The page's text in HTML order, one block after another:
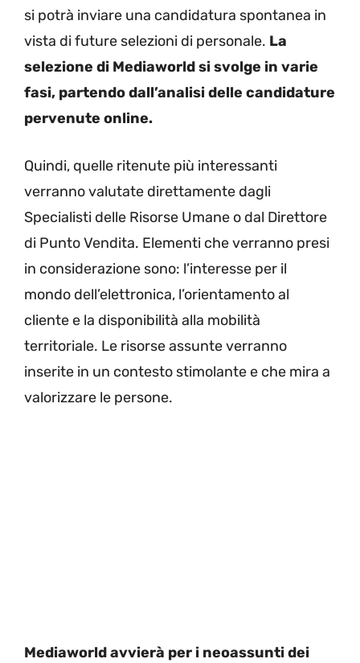
si potrà inviare una candidatura spontanea in
vista di future selezioni di personale. La
selezione di Mediaworld si svolge in varie
fasi, partendo dall’analisi delle candidature
pervenute online.
Quindi, quelle ritenute più interessanti
verranno valutate direttamente dagli
Specialisti delle Risorse Umane o dal Direttore
di Punto Vendita. Elementi che verranno presi
in considerazione sono: l’interesse per il
mondo dell’elettronica, l’orientamento al
cliente e la disponibilità alla mobilità
territoriale. Le risorse assunte verranno
inserite in un contesto stimolante e che mira a
valorizzare le persone.
Mediaworld avvierà per i neoassunti dei